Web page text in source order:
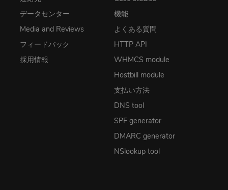
データセンター
Media and Reviews
フィードバック
採用情報
機能
よくある質問
HTTP API
WHMCS module
Hostbill module
支払い方法
DNS tool
SPF generator
DMARC generator
NSlookup tool